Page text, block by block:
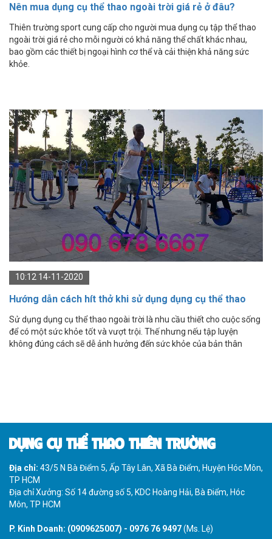
Nên mua dụng cụ thể thao ngoài trời giá rẻ ở đâu?
Thiên trường sport cung cấp cho người mua dụng cụ tập thể thao
ngoài trời giá rẻ cho mỗi người có khả năng thể chất khác nhau,
bao gồm các thiết bị ngoại hình cơ thể và cải thiện khả năng sức
khỏe.
10:12 14-11-2020
Hướng dẫn cách hít thở khi sử dụng dụng cụ thể thao
ngoài trời
Sử dụng dụng cụ thể thao ngoài trời là nhu cầu thiết cho cuộc sống
để có một sức khỏe tốt và vượt trội. Thế nhưng nếu tập luyện
không đúng cách sẽ dễ ảnh hưởng đến sức khỏe của bản thân
DỤNG CỤ THỂ THAO THIÊN TRƯỜNG
Địa chỉ: 43/5 N Bà Điểm 5, Ấp Tây Lân, Xã Bà Điểm, Huyện Hóc Môn,
TP HCM
Địa chỉ Xưởng: Số 14 đường số 5, KDC Hoàng Hải, Bà Điểm, Hóc
Môn, TP HCM
P. Kinh Doanh: (0909625007) - 0976 76 9497(Ms. Lệ)